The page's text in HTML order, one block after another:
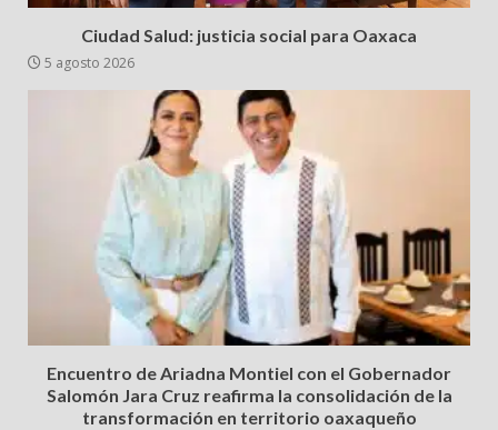
Ciudad Salud: justicia social para Oaxaca
5 agosto 2026
Encuentro de Ariadna Montiel con el Gobernador
Salomón Jara Cruz reafirma la consolidación de la
transformación en territorio oaxaqueño